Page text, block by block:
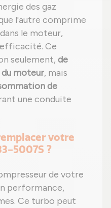
des gaz
l'autre comprime
le moteur,
Ce
seulement, de
moteur, mais
de
une conduite
votre
5007S ?
de votre
performance,
Ce turbo peut